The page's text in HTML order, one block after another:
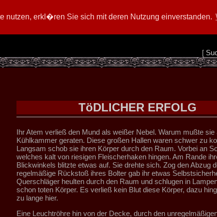
nutzen, erkl�ren Sie sich mit deren Nutzung einverstanden.
[
TöDLICHER ERFOLG
Ihr Atem verließ den Mund als weißer Nebel. Warum mußte sie
Kühlkammer geraten. Diese großen Hallen waren schwer zu
Langsam schob sie ihren Körper durch den Raum. Vorbei an
welches kalt von riesigen Fleischerhaken hingen. Am Rande
Blickwinkels blitzte etwas auf. Sie drehte sich. Zog den Abzug
regelmäßige Rückstoß ihres Bolter gab ihr etwas
Querschläger heulten durch den Raum und schlugen in
schon toten Körper. Es verließ kein Blut diese Körper, dazu
zu lange hier.
Eine Leuchtröhre hin von der Decke, durch den